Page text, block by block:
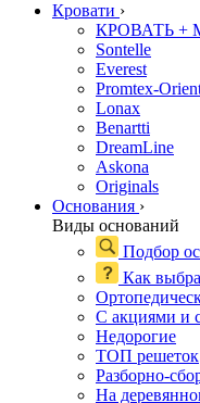
Кровати ›
КРОВАТЬ +
Sontelle
Everest
Promtex-
Lonax
Benartti
DreamLine
Askona
Originals
Основания ›
Виды оснований
Подбор
Как
С акциями и
Недорогие
ТОП решеток
Разборно-
На